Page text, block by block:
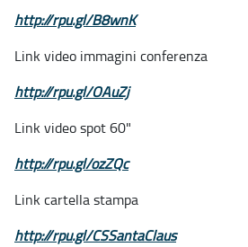
http://rpu.gl/B8wnK
Link video immagini conferenza
http://rpu.gl/OAuZj
Link video spot 60"
http://rpu.gl/ozZQc
Link cartella stampa
http://rpu.gl/CSSantaClaus